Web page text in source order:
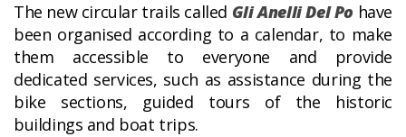
The new circular trails called Gli Anelli Del Pohave
been organised according to a calendar, to make
them accessible to everyone and provide
dedicated services, such as assistance during the
bike sections, guided tours of the historic
buildings and boat trips.